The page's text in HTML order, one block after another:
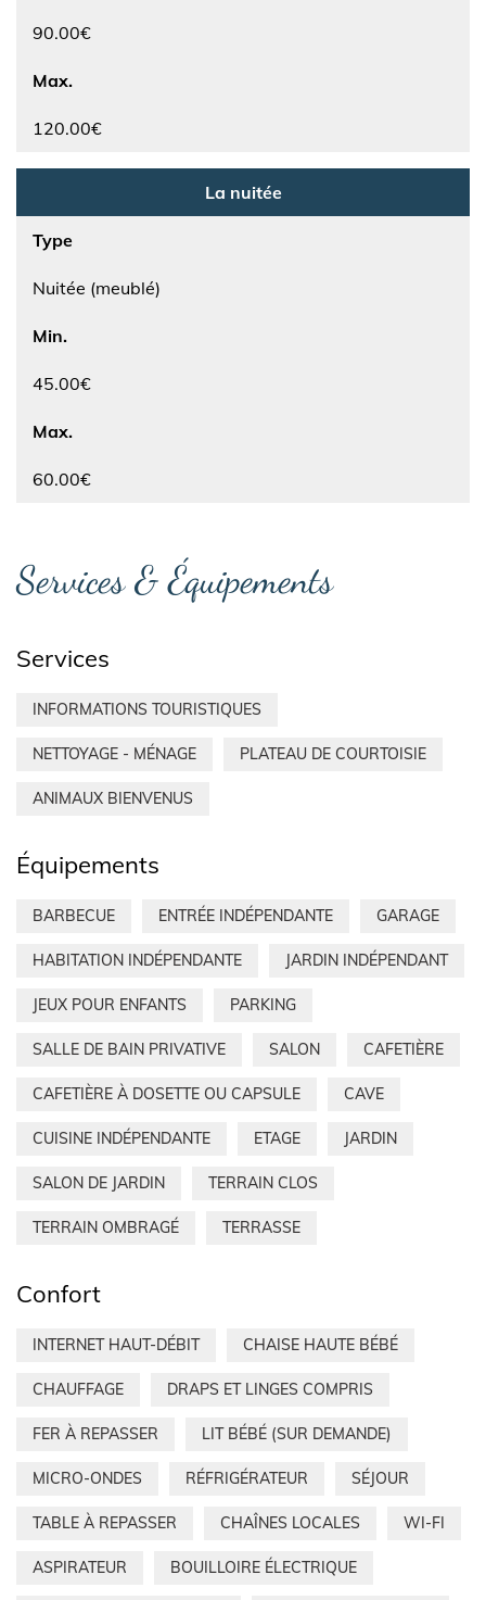
90.00€
Max.
120.00€
La nuitée
Type
Nuitée (meublé)
Min.
45.00€
Max.
60.00€
Services & Équipements
Services
INFORMATIONS TOURISTIQUES
NETTOYAGE - MÉNAGE PLATEAU DE COURTOISIE
ANIMAUX BIENVENUS
Équipements
BARBECUE ENTRÉE INDÉPENDANTE GARAGE
HABITATION INDÉPENDANTE JARDIN INDÉPENDANT
JEUX POUR ENFANTS PARKING
SALLE DE BAIN PRIVATIVE SALON CAFETIÈRE
CAFETIÈRE À DOSETTE OU CAPSULE CAVE
CUISINE INDÉPENDANTE ETAGE JARDIN
SALON DE JARDIN TERRAIN CLOS
TERRAIN OMBRAGÉ TERRASSE
Confort
INTERNET HAUT-DÉBIT CHAISE HAUTE BÉBÉ
CHAUFFAGE DRAPS ET LINGES COMPRIS
FER À REPASSER LIT BÉBÉ (SUR DEMANDE)
MICRO-ONDES RÉFRIGÉRATEUR SÉJOUR
TABLE À REPASSER CHAÎNES LOCALES WI-FI
ASPIRATEUR BOUILLOIRE ÉLECTRIQUE